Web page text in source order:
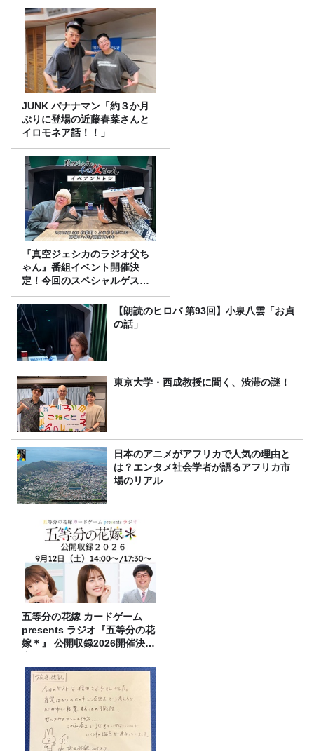
JUNK バナナマン「約３か月
ぶりに登場の近藤春菜さんと
イロモネア話！！」
『真空ジェシカのラジオ父ち
ゃん』番組イベント開催決
定！今回のスペシャルゲスト
は、タカアンドトシ！
【朗読のヒロバ 第93回】小泉八雲「お貞
の話」
東京大学・西成教授に聞く、渋滞の謎！
日本のアニメがアフリカで人気の理由と
は？エンタメ社会学者が語るアフリカ市
場のリアル
五等分の花嫁 カードゲーム
presents ラジオ『五等分の花
嫁＊』 公開収録2026開催決
定！